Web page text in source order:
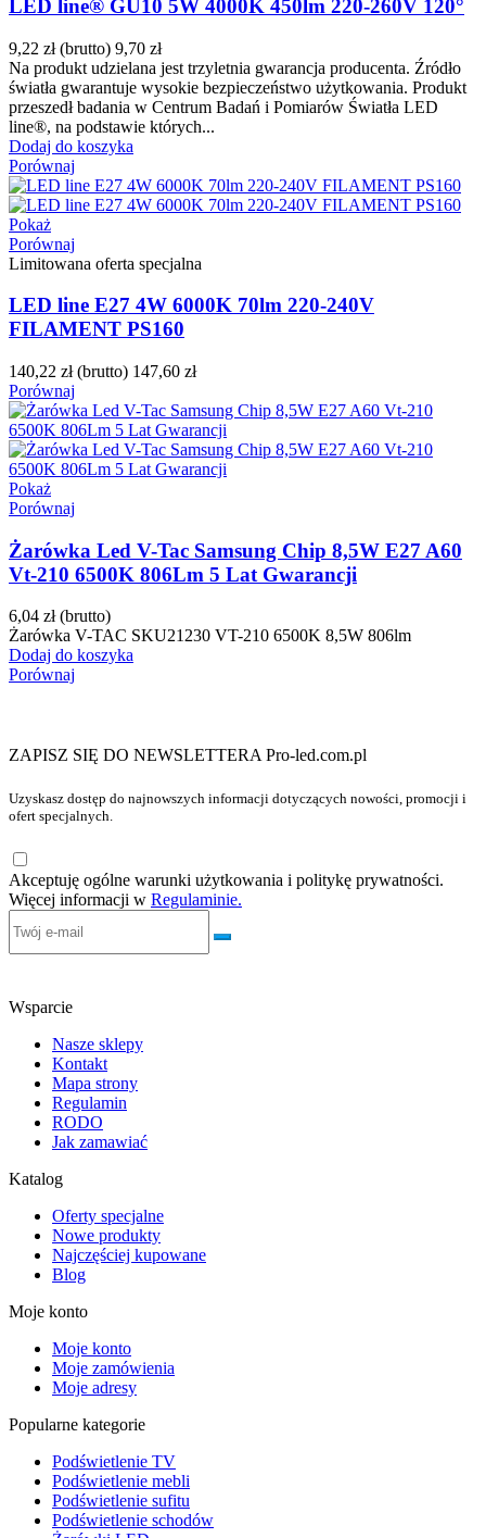
LED line® GU10 5W 4000K 450lm 220-260V 120°
9,22 zł (brutto) 9,70 zł
Na produkt udzielana jest trzyletnia gwarancja producenta. Źródło
światła gwarantuje wysokie bezpieczeństwo użytkowania. Produkt
przeszedł badania w Centrum Badań i Pomiarów Światła LED
line®, na podstawie których...
Dodaj do koszyka
Porównaj
Pokaż
Porównaj
Limitowana oferta specjalna
LED line E27 4W 6000K 70lm 220-240V
FILAMENT PS160
140,22 zł (brutto) 147,60 zł
Porównaj
Pokaż
Porównaj
Żarówka Led V-Tac Samsung Chip 8,5W E27 A60
Vt-210 6500K 806Lm 5 Lat Gwarancji
6,04 zł (brutto)
Żarówka V-TAC SKU21230 VT-210 6500K 8,5W 806lm
Dodaj do koszyka
Porównaj
ZAPISZ SIĘ DO NEWSLETTERA Pro-led.com.pl
Uzyskasz dostęp do najnowszych informacji dotyczących nowości, promocji i
ofert specjalnych.
Akceptuję ogólne warunki użytkowania i politykę prywatności.
Więcej informacji w Regulaminie.
Wsparcie
Nasze sklepy
Kontakt
Mapa strony
Regulamin
RODO
Jak zamawiać
Katalog
Oferty specjalne
Nowe produkty
Najczęściej kupowane
Blog
Moje konto
Moje konto
Moje zamówienia
Moje adresy
Popularne kategorie
Podświetlenie TV
Podświetlenie mebli
Podświetlenie sufitu
Podświetlenie schodów